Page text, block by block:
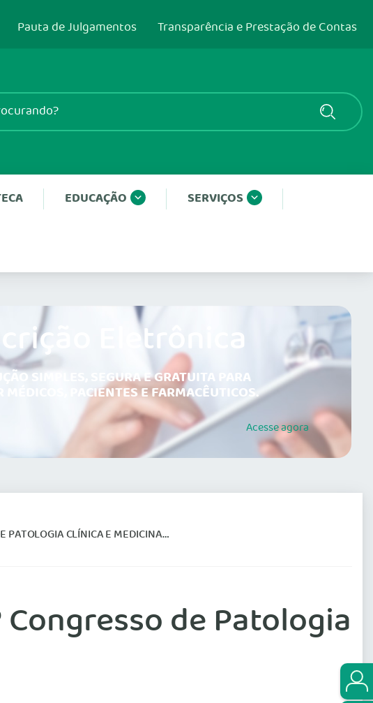
Pauta de Julgamentos Transparência e Prestação de Contas
EDUCAÇÃO SERVIÇOS
Eletrônica
SIMPLES, SEGURA E GRATUITA PARA
MÉDICOS, PACIENTES E FARMACÊUTICOS.
Acesseagora
CLÍNICA E MEDICINA LABORATORIAL
de Patologia